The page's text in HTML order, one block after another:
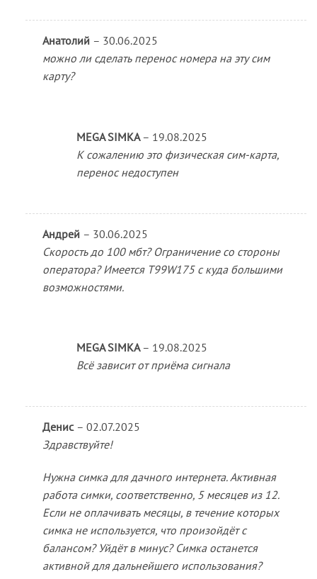
Анатолий – 30.06.2025
можно ли сделать перенос номера на эту сим
карту?
MEGA SIMKA – 19.08.2025
К сожалению это физическая сим-карта,
перенос недоступен
Андрей – 30.06.2025
Скорость до 100 мбт? Ограничение со стороны
оператора? Имеется T99W175 с куда большими
возможностями.
MEGA SIMKA – 19.08.2025
Всё зависит от приёма сигнала
Денис – 02.07.2025
Здравствуйте!
Нужна симка для дачного интернета. Активная
работа симки, соответственно, 5 месяцев из 12.
Если не оплачивать месяцы, в течение которых
симка не используется, что произойдёт с
балансом? Уйдёт в минус? Симка останется
активной для дальнейшего использования?